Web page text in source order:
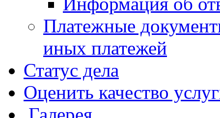
Платежные
иных платежей
Статус дела
Оценить качество